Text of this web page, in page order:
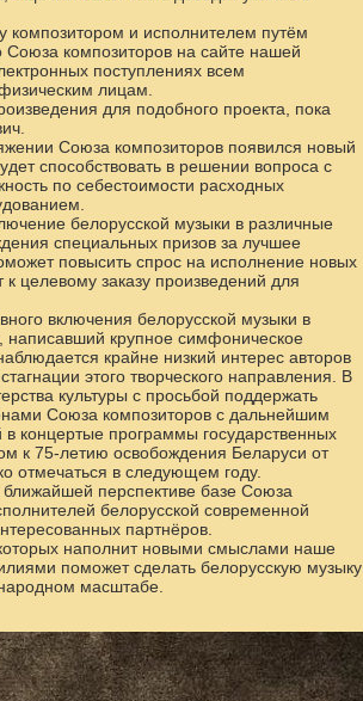
композитором и исполнителем путём
композиторов на сайте нашей
поступлениях всем
лицам.
для подобного проекта, пока
Союза композиторов появился новый
способствовать в решении вопроса с
по себестоимости расходных
белорусской музыки в различные
специальных призов за лучшее
повысить спрос на исполнение новых
целевому заказу произведений для
включения белорусской музыки в
написавший крупное симфоническое
крайне низкий интерес авторов
этого творческого направления. В
культуры с просьбой поддержать
Союза композиторов с дальнейшим
концертые программы государственных
к 75-летию освобождения Беларуси от
отмечаться в следующем году.
перспективе базе Союза
белорусской современной
партнёров.
наполнит новыми смыслами наше
поможет сделать белорусскую музыку
масштабе.